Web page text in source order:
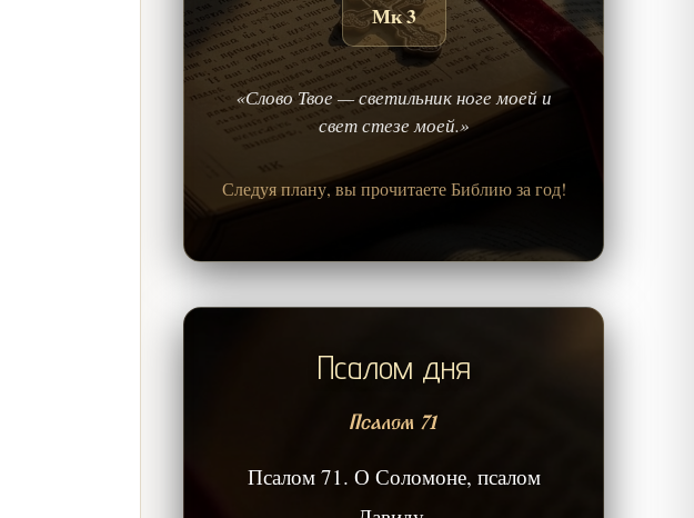
Мк 3
«Слово Твое — светильник ноге моей и
свет стезе моей.»
Следуя плану, вы прочитаете Библию за год!
Псалом дня
Псалом 71
Псалом 71. О Соломоне, псалом